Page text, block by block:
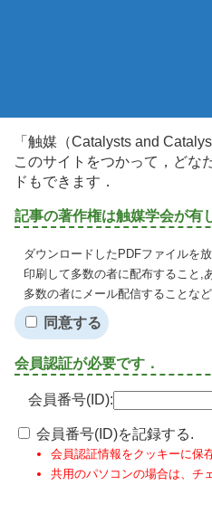
「触媒（Catalysts and
このサイトをつかって，どな
ドもできます．
記事の著作権は触媒学会が有
ダウンロードしたPDFファイルを
印刷して多数の者に配布すること,
多数の者にメール配信することな
同意する
会員認証が必要です．
会員番号(ID):
会員番号(ID)を記録する.
会員認証情報をクッキーに保
共用のパソコンの場合は、チ